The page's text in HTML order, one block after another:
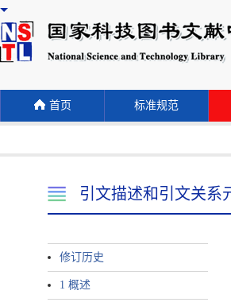
首页 标准规范
引文描述和引文关系
修订历史
1 概述